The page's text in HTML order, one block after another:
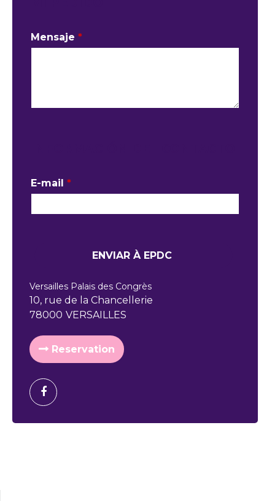
Mensaje *
E-mail *
Versailles Palais des Congrès
10, rue de la Chancellerie
78000 VERSAILLES
Reservation